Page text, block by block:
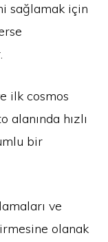
sağlamak için
ilk cosmos
hızlı
bir
ve
olanak